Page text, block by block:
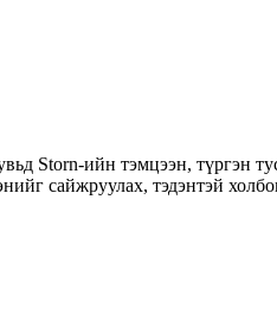
Storn-ийн тэмцээн, түргэн
сайжруулах, тэдэнтэй